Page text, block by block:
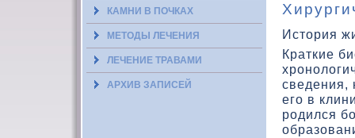
КАМНИ В ПОЧКАХ
МЕТОДЫ ЛЕЧЕНИЯ
ЛЕЧЕНИЕ ТРАВАМИ
АРХИВ ЗАПИСЕЙ
История
Краткие
сведения,
его в
родился